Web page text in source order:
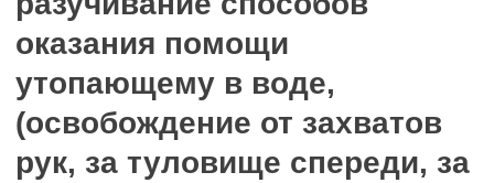
оказания помощи
утопающему в воде,
(освобождение от захватов
рук, за туловище спереди, за